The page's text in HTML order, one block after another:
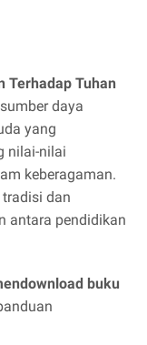
Terhadap Tuhan
daya
yang
nilai-nilai
keberagaman.
dan
antara pendidikan
buku